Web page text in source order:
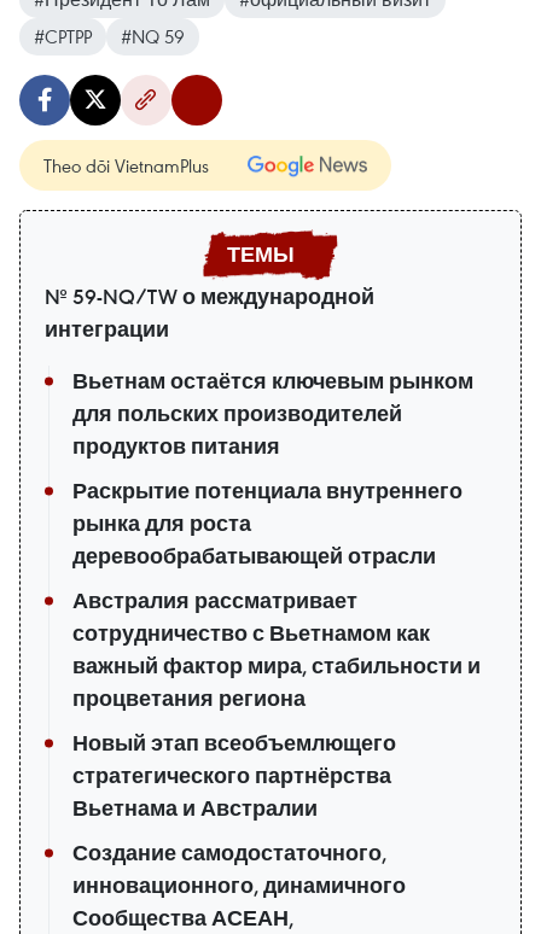
#CPTPP
#NQ 59
Theo dõi VietnamPlus
№ 59-NQ/TW о международной
интеграции
Вьетнам остаётся ключевым рынком
для польских производителей
продуктов питания
Раскрытие потенциала внутреннего
рынка для роста
деревообрабатывающей отрасли
Австралия рассматривает
сотрудничество с Вьетнамом как
важный фактор мира, стабильности и
процветания региона
Новый этап всеобъемлющего
стратегического партнёрства
Вьетнама и Австралии
Создание самодостаточного,
инновационного, динамичного
Сообщества АСЕАН,